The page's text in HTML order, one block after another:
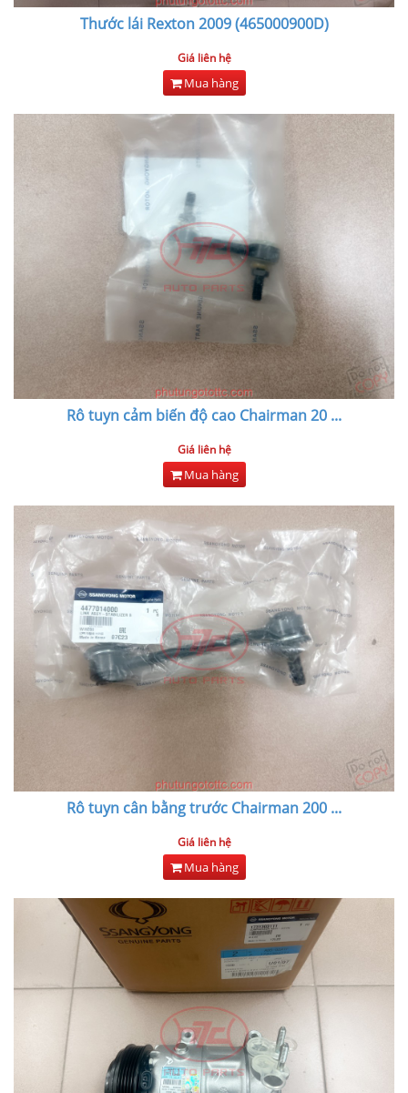
Thước lái Rexton 2009 (465000900D)
Giá liên hệ
Mua hàng
Rô tuyn cảm biến độ cao Chairman 20 ...
Giá liên hệ
Mua hàng
Rô tuyn cân bằng trước Chairman 200 ...
Giá liên hệ
Mua hàng